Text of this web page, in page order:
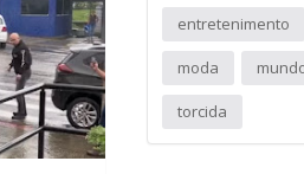
entretenimento
moda
torcida